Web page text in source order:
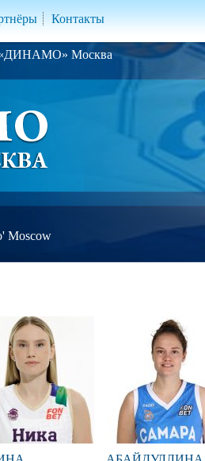
Контакты
«ДИНАМО» Москва
Moscow